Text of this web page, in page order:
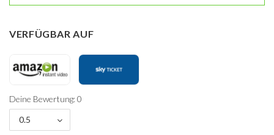
VERFÜGBAR AUF
Deine Bewertung: 0
0.5